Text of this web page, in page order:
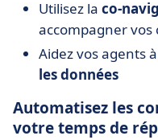
Utilisez la co-
accompagner vos
Aidez vos agents
les données
Automatisez les
votre temps de